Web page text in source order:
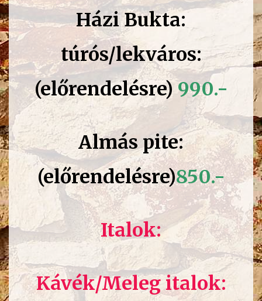
Házi Bukta:
túrós/lekváros:
(előrendelésre)990.-
Almás pite:
(előrendelésre)850.-
Italok:
Kávék/Meleg italok: